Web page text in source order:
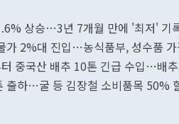
상승…3년 7개월 만에 '최저' 기
가 2%대 진입…농식품부, 성수품
중국산 배추 10톤 긴급 수입…배
출하…굴 등 김장철 소비품목 50%